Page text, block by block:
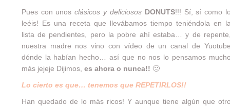
Pues con unosclásicos y deliciosos DONUTS!!! Sí, sí como
leéis! Es una receta que llevábamos tiempo teniéndola en
lista de pendientes, pero la pobre ahí estaba… y de
nuestra madre nos vino con vídeo de un canal de
dónde la habían hecho… así que no nos lo pensamos
más jejeje Dijimos, es ahora o nunca!! 🙂
Lo cierto es que… tenemos que REPETIRLOS!!
Han quedado de lo más ricos! Y aunque tiene algún que